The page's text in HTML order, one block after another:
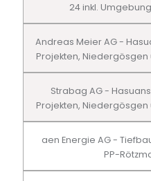
24 inkl.
Andreas Meier AG -
Projekten,
Strabag AG -
Projekten,
aen Energie AG -
PP-